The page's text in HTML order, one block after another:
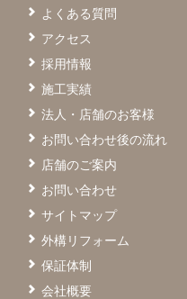
よくある質問
アクセス
採用情報
施工実績
法人・店舗のお客様
お問い合わせ後の流れ
店舗のご案内
お問い合わせ
サイトマップ
外構リフォーム
保証体制
会社概要